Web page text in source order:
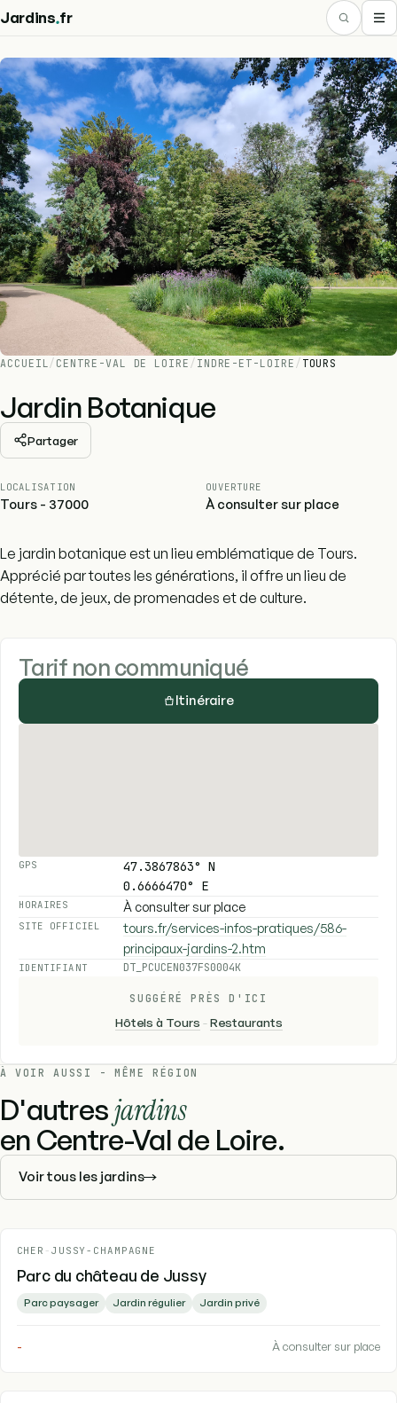
Jardins.fr
ACCUEIL/ CENTRE-VAL DE LOIRE / INDRE-ET-LOIRE / TOURS
Jardin Botanique
Partager
LOCALISATION
Tours - 37000
OUVERTURE
À consulter sur place
Le jardin botanique est un lieu emblématique de Tours.
Apprécié par toutes les générations, il offre un lieu de
détente, de jeux, de promenades et de culture.
Tarif non communiqué
Itinéraire
GPS
47.3867863° N
0.6666470° E
HORAIRES À consulter sur place
SITE OFFICIEL
tours.fr/services-infos-pratiques/586-
principaux-jardins-2.htm
IDENTIFIANT DT_PCUCEN037FS0004K
SUGGÉRÉ PRÈS D'ICI
Hôtels à Tours -Restaurants
À VOIR AUSSI - MÊME RÉGION
D'autresjardins
en Centre-Val de Loire.
Voir tous les jardins
CHER - JUSSY-CHAMPAGNE
Parc du château de Jussy
Parc paysager Jardin régulier Jardin privé
- À consulter sur place